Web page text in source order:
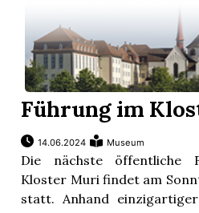
Führung im
14.06.2024 Museum
Die nächste öffentliche
Kloster Muri findet am
statt. Anhand